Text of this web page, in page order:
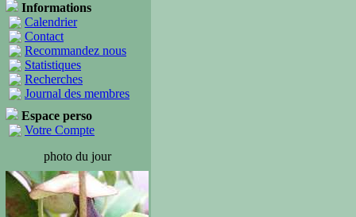
Informations
Calendrier
Contact
Recommandez nous
Statistiques
Recherches
Journal des membres
Espace perso
Votre Compte
photo du jour